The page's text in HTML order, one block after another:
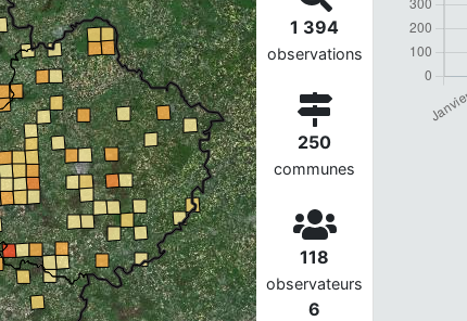
1 394
observations
250
communes
118
observateurs
6